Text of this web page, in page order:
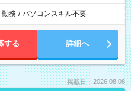
勤務 / パソコンスキル不要
する 詳細へ
掲載日：2026.08.08